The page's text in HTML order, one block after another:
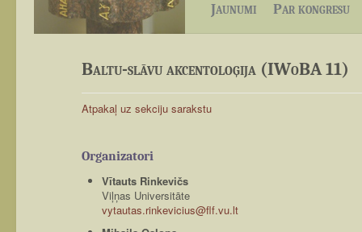
Jaunumi Par kongresu
Baltu-slāvu akcentoloģija (IWoBA 11)
Atpakaļ uz sekciju sarakstu
Organizatori
Vītauts Rinkevičs
Viļņas Universitāte
vytautas.rinkevicius@flf.vu.lt